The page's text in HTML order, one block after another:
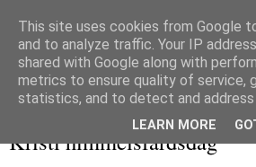
Kristi himmelsfärdsdag
This site uses cookies from Google
and to analyze traffic. Your IP
shared with Google along with
metrics to ensure quality of service,
statistics, and to detect and address
LEARN MORE